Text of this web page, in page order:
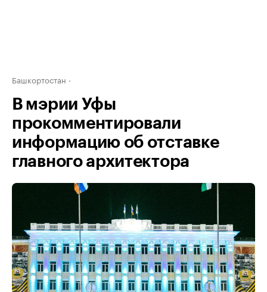
Башкортостан
В мэрии Уфы
прокомментировали
информацию об отставке
главного архитектора